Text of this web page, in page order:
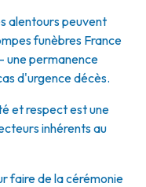
alentours peuvent
funèbres France
une permanence
d'urgence décès.
et respect est une
inhérents au
faire de la cérémonie